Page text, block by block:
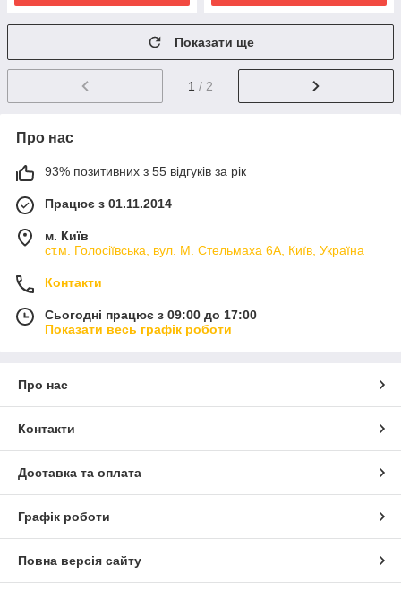
Показати ще
1 / 2
Про нас
93% позитивних з 55 відгуків за рік
Працює з 01.11.2014
м. Київ
ст.м. Голосіївська, вул. М. Стельмаха 6А, Київ, Україна
Контакти
Сьогодні працює з 09:00 до 17:00
Показати весь графік роботи
Про нас
Контакти
Доставка та оплата
Графік роботи
Повна версія сайту